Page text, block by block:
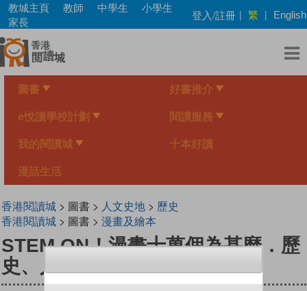
Skip
main
content
教城主頁 教師 中學生
小學生
家長
登入/註冊 | 繁 | English
圖書 好書推介
e悅讀學校計劃 閱讀服務
我的閱讀城 十本好讀
漫話生活
香港閱讀城> 圖書 > 人文史地> 歷史
香港閱讀城> 圖書 > 漫畫及繪本
STEM ON！漫畫十萬個為甚麼．歷
史、人文